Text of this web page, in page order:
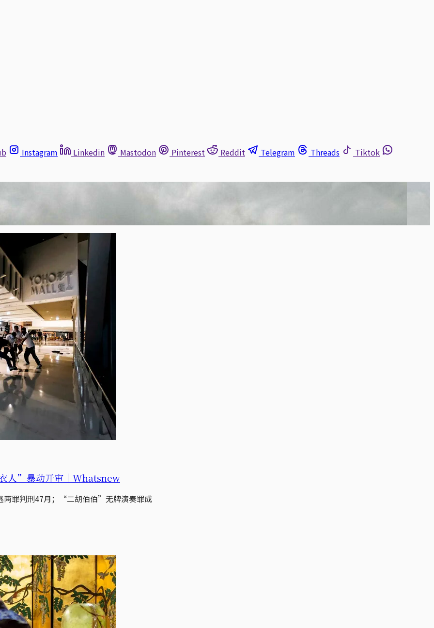
Instagram Linkedin Mastodon Pinterest Reddit Telegram Threads Tiktok
人”暴动开审｜Whatsnew
两罪判刑47月；“二胡伯伯”无牌演奏罪成